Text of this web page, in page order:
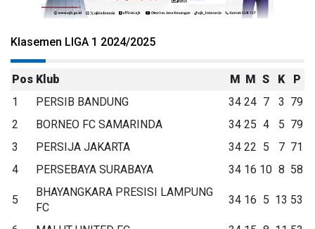
Klasemen LIGA 1 2024/2025
Pos Klub M M S K
P
1
PERSIB BANDUNG 34 24 7 3 79
2
BORNEO FC SAMARINDA 34 25 4 5 79
3
PERSIJA JAKARTA 34 22 5 7 71
4
PERSEBAYA SURABAYA 34 16 10 8 58
5
BHAYANGKARA PRESISI LAMPUNG
FC
34 16 5 13 53